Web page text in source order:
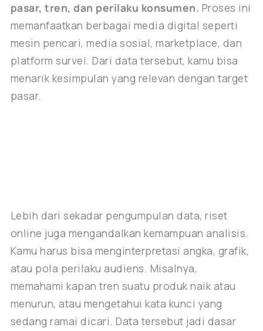
pasar, tren, dan perilaku konsumen. Proses ini
memanfaatkan berbagai media digital seperti
mesin pencari, media sosial, marketplace, dan
platform survei. Dari data tersebut, kamu bisa
menarik kesimpulan yang relevan dengan target
pasar.
Lebih dari sekadar pengumpulan data, riset
online juga mengandalkan kemampuan analisis.
Kamu harus bisa menginterpretasi angka, grafik,
atau pola perilaku audiens. Misalnya,
memahami kapan tren suatu produk naik atau
menurun, atau mengetahui kata kunci yang
sedang ramai dicari. Data tersebut jadi dasar